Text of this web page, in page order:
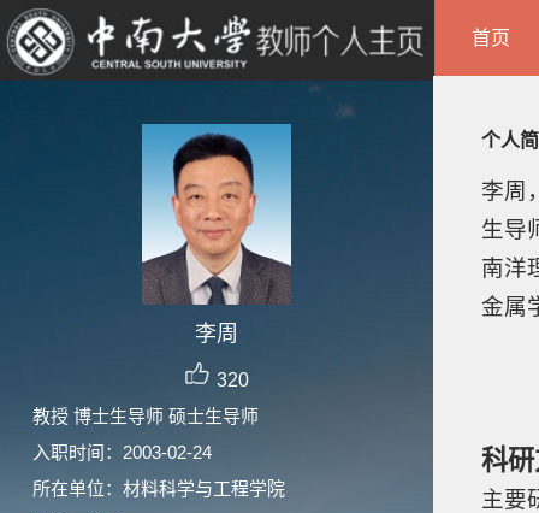
李周
320
教授 博士生导师 硕士生导师
入职时间：2003-02-24
所在单位：材料科学与工程学院
首页
个人
李周
生导
南洋
金属
科
主要